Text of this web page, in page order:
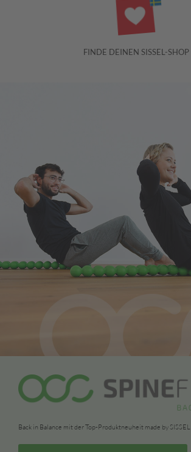
FINDE DEINEN SISSEL-SHOP
Back in Balance mit der Top-Produktneuheit made by SISSEL